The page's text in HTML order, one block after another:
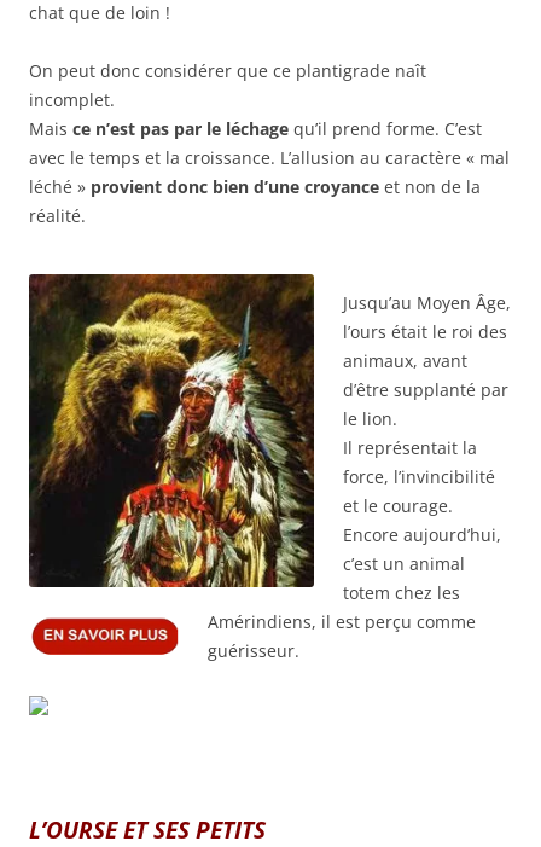
chat que de loin !
On peut donc considérer que ce plantigrade naît
incomplet.
Mais ce n’est pas par le léchage qu’il prend forme. C’est
avec le temps et la croissance. L’allusion au caractère « mal
léché » provient donc bien d’une croyance et non de la
réalité.
Jusqu’au Moyen Âge,
l’ours était le roi des
animaux, avant
d’être supplanté par
le lion.
Il représentait la
force, l’invincibilité
et le courage.
Encore aujourd’hui,
c’est un animal
totem chez les
Amérindiens, il est perçu comme
guérisseur.
L’OURSE ET SES PETITS